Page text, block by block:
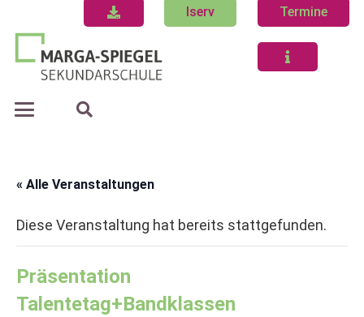
Iserv Termine
« Alle Veranstaltungen
Diese Veranstaltung hat bereits stattgefunden.
Präsentation
Talentetag+Bandklassen